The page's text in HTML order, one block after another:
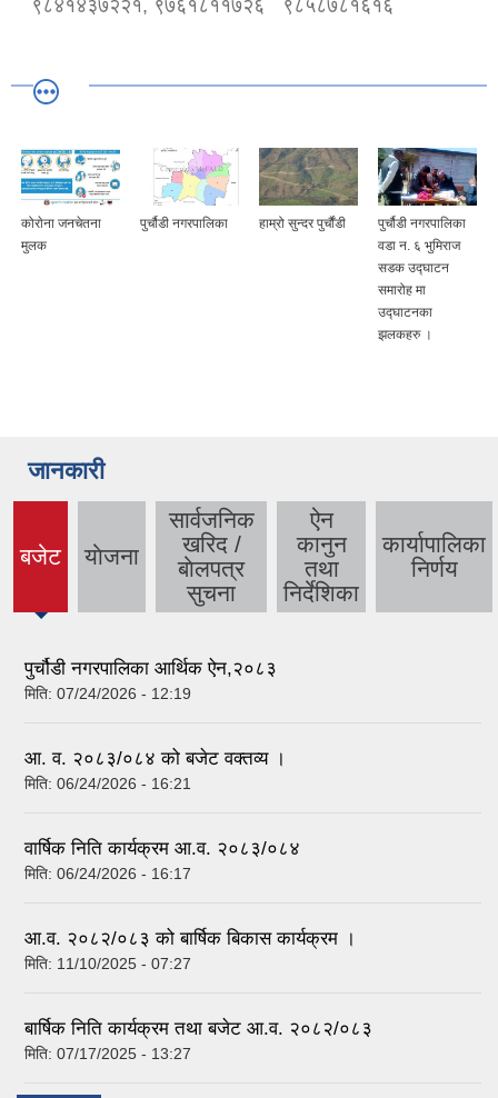
९८४१४३७२२१, ९७६१८११७२६ ९८५८७८१६१६
कोराेना जनचेतना
मुलक
पुर्चौडी नगरपालिका हाम्रो सुन्दर पुर्चौंडी
पुर्चौडी नगरपालिका
वडा न. ६ भुमिराज
सडक उद्घ‍ाटन
समारोह मा
उद्घ‍ाटनका
झलकहरु ।
जानकारी
बजेट
(active
याेजना
सार्वजनिक
खरिद /
बाेलपत्र
सुचना
ऐन
कानुन
तथा
निर्देशिका
कार्यापालिका
निर्णय
पुर्चौडी नगरपालिका आर्थिक ऐन,२०८३
मिति: 07/24/2026 - 12:19
आ. व. २०८३/०८४ को बजेट वक्तव्य ।
मिति: 06/24/2026 - 16:21
वार्षिक निति कार्यक्रम आ.व. २०८३/०८४
मिति: 06/24/2026 - 16:17
आ.व. २०८२/०८३ को बार्षिक बिकास कार्यक्रम ।
मिति: 11/10/2025 - 07:27
बार्षिक निति कार्यक्रम तथा बजेट आ.व. २०८२/०८३
मिति: 07/17/2025 - 13:27